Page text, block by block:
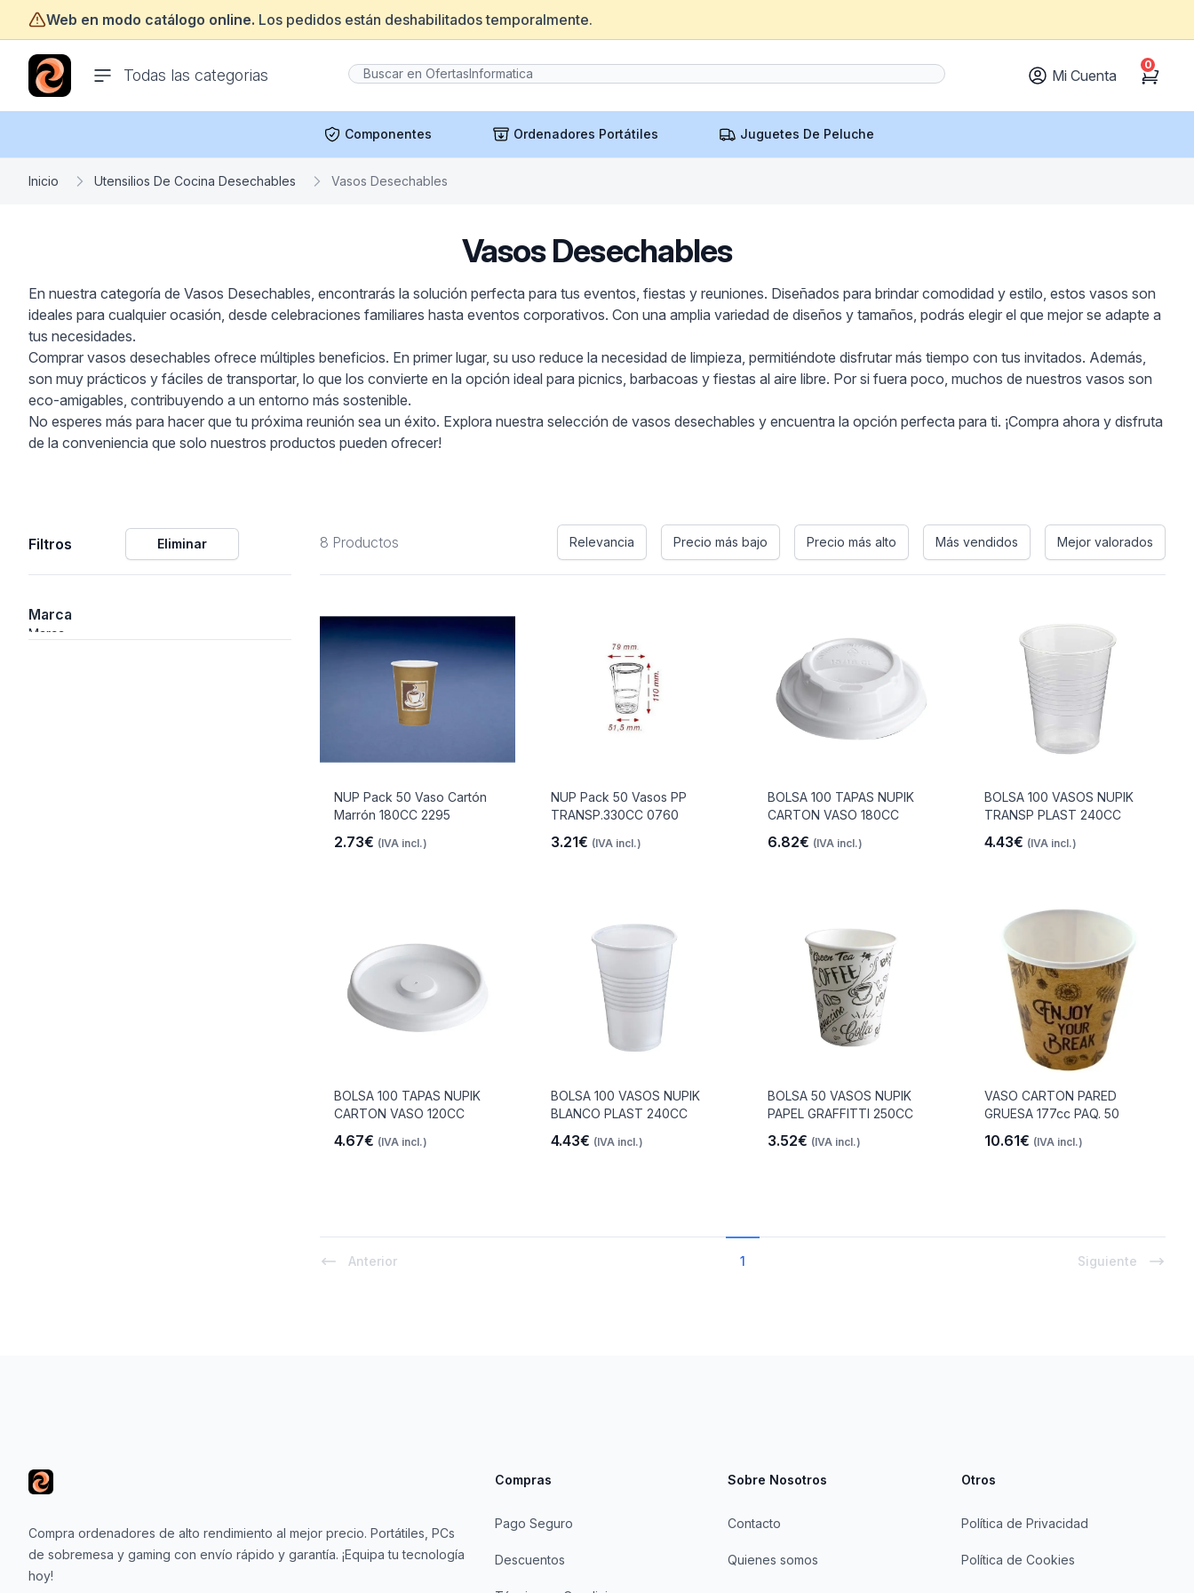
Web en modo catálogo online. Los pedidos están deshabilitados temporalmente.
Todas las categorias
ofertasinformatica.com
Mi Cuenta Cart
0
Componentes Ordenadores Portátiles Juguetes De Peluche
Inicio Utensilios De Cocina Desechables Vasos Desechables
Vasos Desechables
En nuestra categoría de Vasos Desechables, encontrarás la solución perfecta para tus eventos, fiestas y reuniones. Diseñados para brindar comodidad y estilo, estos vasos son
ideales para cualquier ocasión, desde celebraciones familiares hasta eventos corporativos. Con una amplia variedad de diseños y tamaños, podrás elegir el que mejor se adapte a
tus necesidades.
Comprar vasos desechables ofrece múltiples beneficios. En primer lugar, su uso reduce la necesidad de limpieza, permitiéndote disfrutar más tiempo con tus invitados. Además,
son muy prácticos y fáciles de transportar, lo que los convierte en la opción ideal para picnics, barbacoas y fiestas al aire libre. Por si fuera poco, muchos de nuestros vasos son
eco-amigables, contribuyendo a un entorno más sostenible.
No esperes más para hacer que tu próxima reunión sea un éxito. Explora nuestra selección de vasos desechables y encuentra la opción perfecta para ti. ¡Compra ahora y disfruta
de la conveniencia que solo nuestros productos pueden ofrecer!
Filtros Eliminar
Marca
Marca
8 Productos Relevancia Precio más bajo Precio más alto Más vendidos Mejor valorados
NUP Pack 50 Vaso Cartón
Marrón 180CC 2295
2.73€ (IVA incl.)
NUP Pack 50 Vasos PP
TRANSP.330CC 0760
3.21€ (IVA incl.)
BOLSA 100 TAPAS NUPIK
CARTON VASO 180CC
6.82€ (IVA incl.)
BOLSA 100 VASOS NUPIK
TRANSP PLAST 240CC
4.43€ (IVA incl.)
BOLSA 100 TAPAS NUPIK
CARTON VASO 120CC
4.67€ (IVA incl.)
BOLSA 100 VASOS NUPIK
BLANCO PLAST 240CC
4.43€ (IVA incl.)
BOLSA 50 VASOS NUPIK
PAPEL GRAFFITTI 250CC
3.52€ (IVA incl.)
VASO CARTON PARED
GRUESA 177cc PAQ. 50
10.61€ (IVA incl.)
Anterior 1 Siguiente
Compra ordenadores de alto rendimiento al mejor precio. Portátiles, PCs
de sobremesa y gaming con envío rápido y garantía. ¡Equipa tu tecnología
hoy!
Compras
Pago Seguro
Descuentos
Sobre Nosotros
Contacto
Quienes somos
Otros
Política de Privacidad
Política de Cookies